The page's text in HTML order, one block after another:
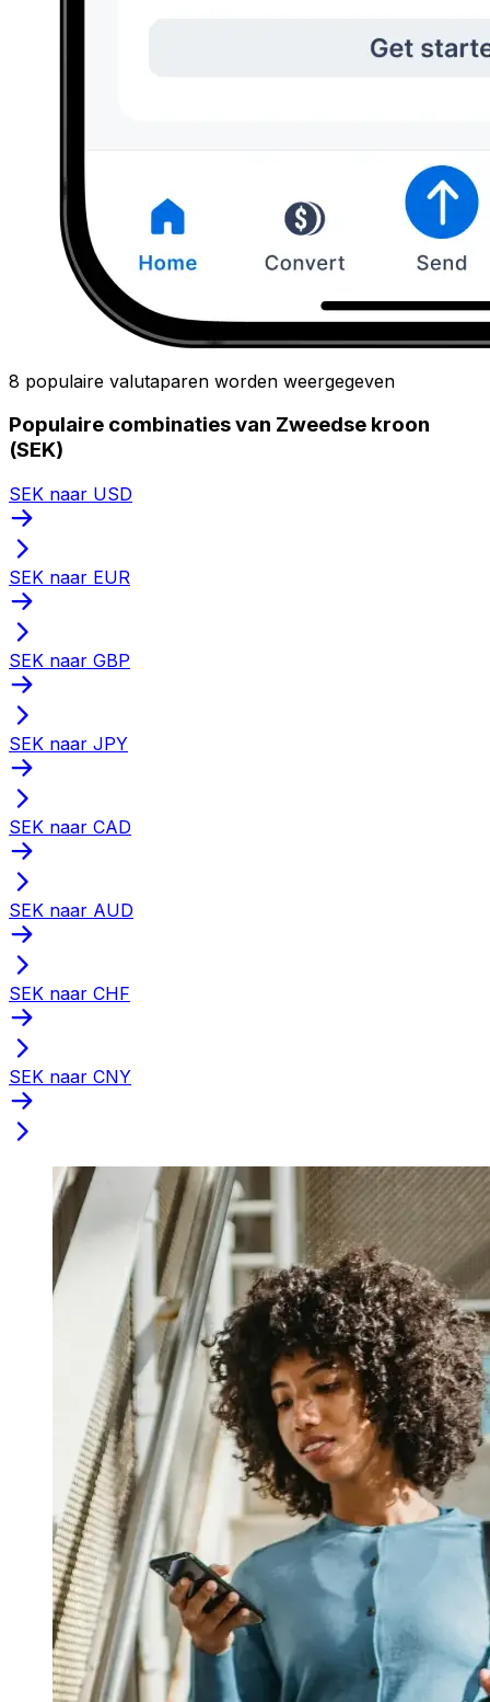
8 populaire valutaparen worden weergegeven
Populaire combinaties van Zweedse kroon
(SEK)
SEK naar USD
SEK naar EUR
SEK naar GBP
SEK naar JPY
SEK naar CAD
SEK naar AUD
SEK naar CHF
SEK naar CNY